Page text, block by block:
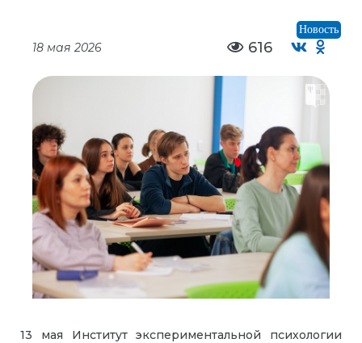
Новость
18 мая 2026 616
13 мая Институт экспериментальной психологии